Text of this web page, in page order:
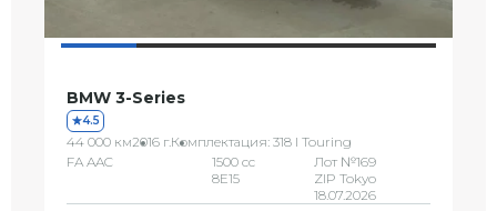
BMW 3-Series
4.5
44 000 км2016 г.Комплектация: 318 I Touring
FA AAC
1500 сс
8E15
Лот №169
ZIP Tokyo
18.07.2026